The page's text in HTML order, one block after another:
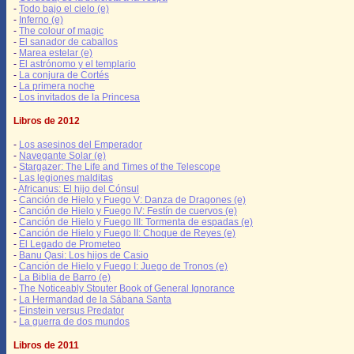
- Todo bajo el cielo (e)
- Inferno (e)
- The colour of magic
- El sanador de caballos
- Marea estelar (e)
- El astrónomo y el templario
- La conjura de Cortés
- La primera noche
- Los invitados de la Princesa
Libros de 2012
- Los asesinos del Emperador
- Navegante Solar (e)
- Stargazer: The Life and Times of the Telescope
- Las legiones malditas
-Africanus: El hijo del Cónsul
- Canción de Hielo y Fuego V: Danza de Dragones (e)
- Canción de Hielo y Fuego IV: Festín de cuervos (e)
- Canción de Hielo y Fuego III: Tormenta de espadas (e)
- Canción de Hielo y Fuego II: Choque de Reyes (e)
- El Legado de Prometeo
- Banu Qasi: Los hijos de Casio
- Canción de Hielo y Fuego I: Juego de Tronos (e)
- La Biblia de Barro (e)
- The Noticeably Stouter Book of General Ignorance
- La Hermandad de la Sábana Santa
- Einstein versus Predator
- La guerra de dos mundos
Libros de 2011